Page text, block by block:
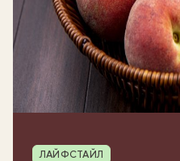
Рубрика
ЛАЙФСТАЙЛ